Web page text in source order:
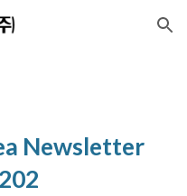
Skip to navigation
Newsletter